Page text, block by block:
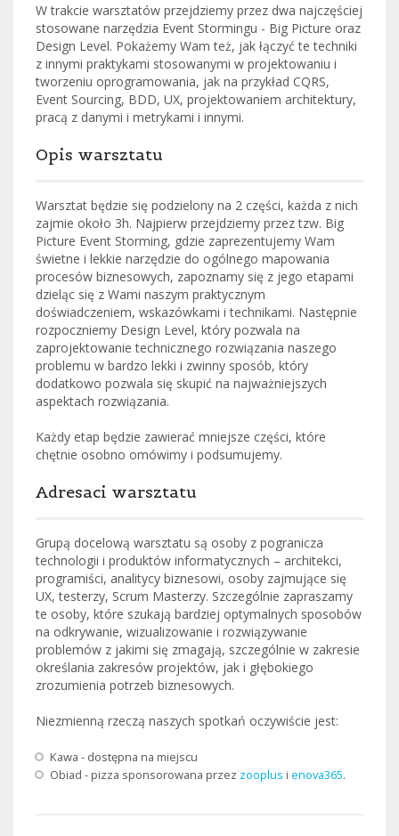
W trakcie warsztatów przejdziemy przez dwa najczęściej
stosowane narzędzia Event Stormingu - Big Picture oraz
Design Level. Pokażemy Wam też, jak łączyć te techniki
z innymi praktykami stosowanymi w projektowaniu i
tworzeniu oprogramowania, jak na przykład CQRS,
Event Sourcing, BDD, UX, projektowaniem architektury,
pracą z danymi i metrykami i innymi.
Opis warsztatu
Warsztat będzie się podzielony na 2 części, każda z nich
zajmie około 3h. Najpierw przejdziemy przez tzw. Big
Picture Event Storming, gdzie zaprezentujemy Wam
świetne i lekkie narzędzie do ogólnego mapowania
procesów biznesowych, zapoznamy się z jego etapami
dzieląc się z Wami naszym praktycznym
doświadczeniem, wskazówkami i technikami. Następnie
rozpoczniemy Design Level, który pozwala na
zaprojektowanie technicznego rozwiązania naszego
problemu w bardzo lekki i zwinny sposób, który
dodatkowo pozwala się skupić na najważniejszych
aspektach rozwiązania.
Każdy etap będzie zawierać mniejsze części, które
chętnie osobno omówimy i podsumujemy.
Adresaci warsztatu
Grupą docelową warsztatu są osoby z pogranicza
technologii i produktów informatycznych – architekci,
programiści, analitycy biznesowi, osoby zajmujące się
UX, testerzy, Scrum Masterzy. Szczególnie zapraszamy
te osoby, które szukają bardziej optymalnych sposobów
na odkrywanie, wizualizowanie i rozwiązywanie
problemów z jakimi się zmagają, szczególnie w zakresie
określania zakresów projektów, jak i głębokiego
zrozumienia potrzeb biznesowych.
Niezmienną rzeczą naszych spotkań oczywiście jest:
Kawa - dostępna na miejscu
Obiad - pizza sponsorowana przez zooplus ienova365.